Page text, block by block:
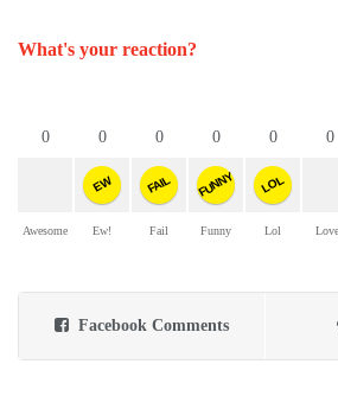
What's your reaction?
0
Awesome
0
EW
Ew!
0
FAIL
Fail
0
FUNNY
Funny
0
LOL
Lol
0
Facebook Comments